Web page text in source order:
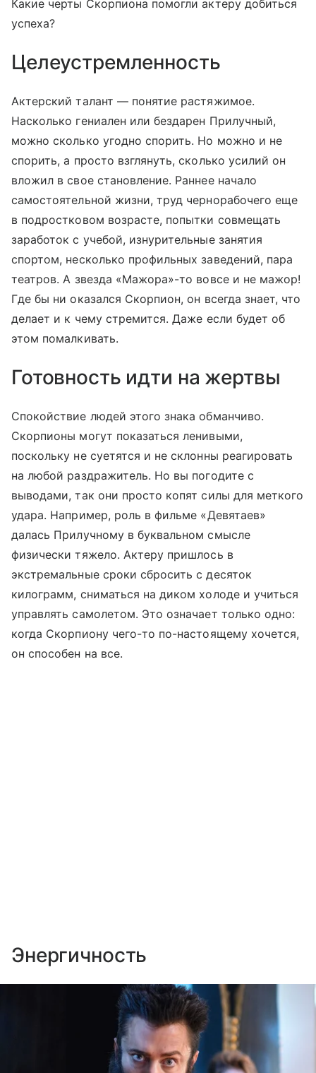
Какие черты Скорпиона помогли актеру добиться
успеха?
Целеустремленность
Актерский талант — понятие растяжимое.
Насколько гениален или бездарен Прилучный,
можно сколько угодно спорить. Но можно и не
спорить, а просто взглянуть, сколько усилий он
вложил в свое становление. Раннее начало
самостоятельной жизни, труд чернорабочего еще
в подростковом возрасте, попытки совмещать
заработок с учебой, изнурительные занятия
спортом, несколько профильных заведений, пара
театров. А звезда «Мажора»-то вовсе и не мажор!
Где бы ни оказался Скорпион, он всегда знает, что
делает и к чему стремится. Даже если будет об
этом помалкивать.
Готовность идти на жертвы
Спокойствие людей этого знака обманчиво.
Скорпионы могут показаться ленивыми,
поскольку не суетятся и не склонны реагировать
на любой раздражитель. Но вы погодите с
выводами, так они просто копят силы для меткого
удара. Например, роль в фильме «Девятаев»
далась Прилучному в буквальном смысле
физически тяжело. Актеру пришлось в
экстремальные сроки сбросить с десяток
килограмм, сниматься на диком холоде и учиться
управлять самолетом. Это означает только одно:
когда Скорпиону чего-то по-настоящему хочется,
он способен на все.
Энергичность